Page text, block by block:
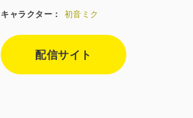
キャラクター： 初音ミク
配信サイト